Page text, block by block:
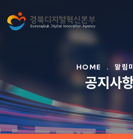
HOME . 알림
공지사